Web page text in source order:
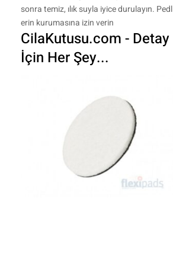
sonra temiz, ılık suyla iyice durulayın. Pedl
erin kurumasına izin verin
CilaKutusu.com - Detay
İçin Her Şey...